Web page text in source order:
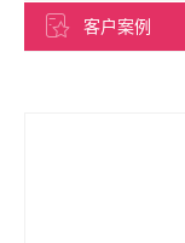
客户案例